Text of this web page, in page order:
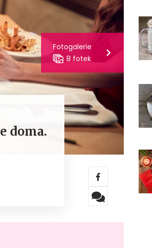
Fotogalerie
8 fotek
doma.